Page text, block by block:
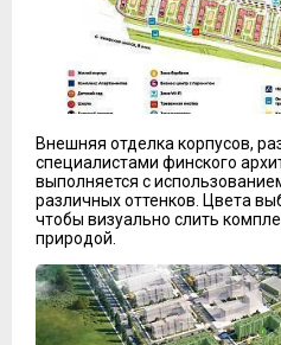
Внешняя отделка корпусов,
специалистами финского
выполняется с
различных оттенков. Цвета
чтобы визуально слить
природой.